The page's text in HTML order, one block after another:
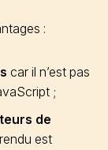
:
car il n’est pas
;
de
est